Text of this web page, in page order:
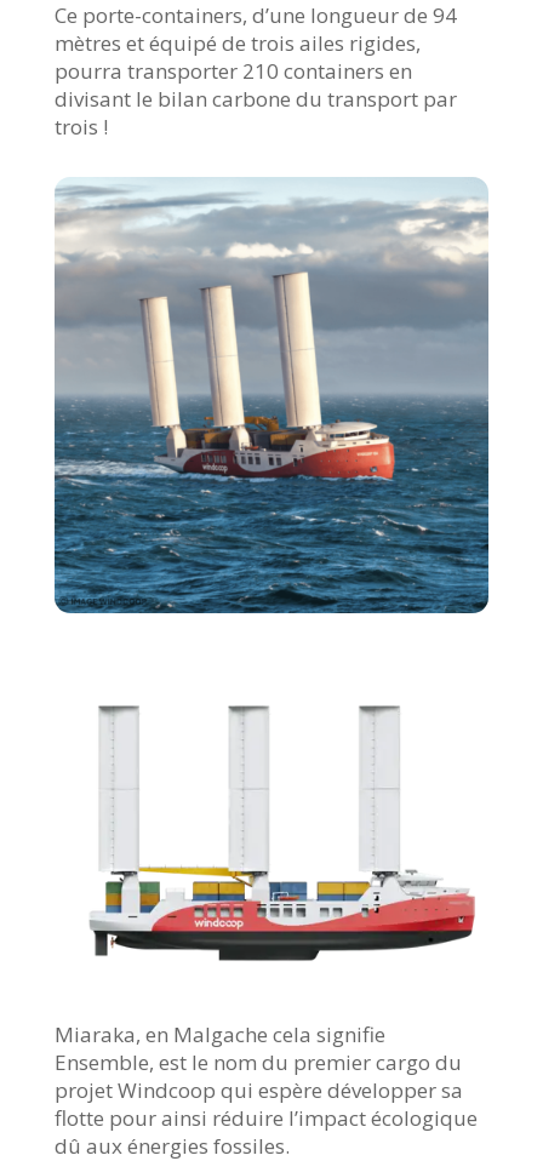
Ce porte-containers, d’une longueur de 94
mètres et équipé de trois ailes rigides,
pourra transporter 210 containers en
divisant le bilan carbone du transport par
trois !
Miaraka, en Malgache cela signifie
Ensemble, est le nom du premier cargo du
projet Windcoop qui espère développer sa
flotte pour ainsi réduire l’impact écologique
dû aux énergies fossiles.